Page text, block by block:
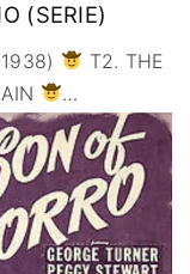
(SERIE)
T2. THE
…